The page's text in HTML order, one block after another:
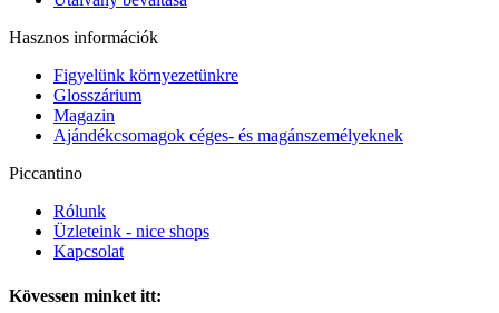
Hasznos információk
Figyelünk környezetünkre
Glosszárium
Magazin
Ajándékcsomagok céges- és magánszemélyeknek
Piccantino
Rólunk
Üzleteink - nice shops
Kapcsolat
Kövessen minket itt: